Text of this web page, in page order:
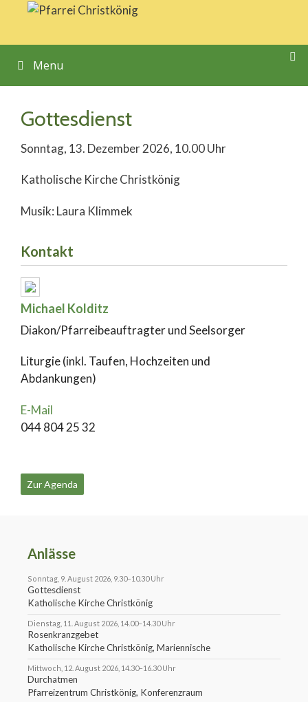
Springe
Inhalt
Menu
Gottesdienst
Sonntag, 13. Dezember 2026, 10.00 Uhr
Katholische Kirche Christkönig
Musik: Laura Klimmek
Kontakt
Michael Kolditz
Diakon/Pfarreibeauftragter und Seelsorger
Liturgie (inkl. Taufen, Hochzeiten und
Abdankungen)
E-Mail
044 804 25 32
Zur Agenda
Anlässe
Sonntag, 9. August 2026, 9.30–10.30 Uhr
Gottesdienst
Katholische Kirche Christkönig
Dienstag, 11. August 2026, 14.00–14.30 Uhr
Rosenkranzgebet
Katholische Kirche Christkönig, Mariennische
Mittwoch, 12. August 2026, 14.30–16.30 Uhr
Durchatmen
Pfarreizentrum Christkönig, Konferenzraum